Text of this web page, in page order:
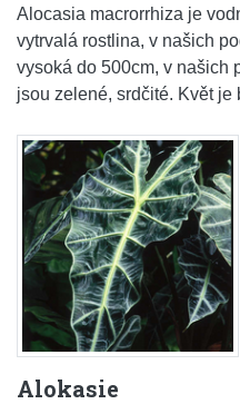
Alocasia macrorrhiza je
vytrvalá rostlina, v našich
vysoká do 500cm, v našich
jsou zelené, srdčité. Květ je
Alokasie